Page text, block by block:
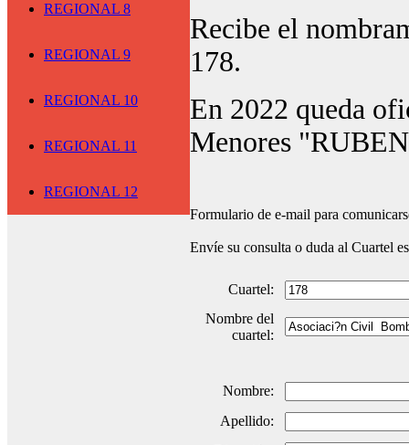
REGIONAL 8
REGIONAL 9
REGIONAL 10
REGIONAL 11
REGIONAL 12
Recibe el
178.
En 2022 queda
Menores
Formulario de e-mail para
Envíe su consulta o duda al Cuartel
Cuartel:
Nombre del
cuartel:
Nombre:
Apellido: